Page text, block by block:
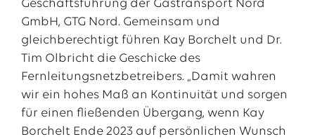
Geschäftsführung der Gastransport Nord
GmbH, GTG Nord. Gemeinsam und
gleichberechtigt führen Kay Borchelt und Dr.
Tim Olbricht die Geschicke des
Fernleitungsnetzbetreibers. „Damit wahren
wir ein hohes Maß an Kontinuität und sorgen
für einen fließenden Übergang, wenn Kay
Borchelt Ende 2023 auf persönlichen Wunsch